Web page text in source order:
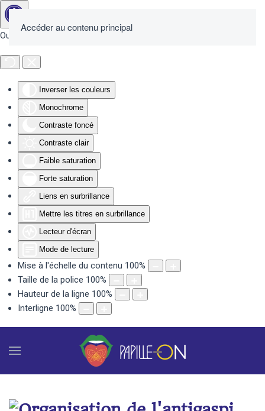
Outils d'accessibilité
Inverser les couleurs
Monochrome
Contraste foncé
Contraste clair
Faible saturation
Forte saturation
Liens en surbrillance
Mettre les titres en surbrillance
Lecteur d'écran
Mode de lecture
Mise à l'échelle du contenu 100%
Taille de la police 100%
Hauteur de la ligne 100%
Interligne 100%
Accéder au contenu principal